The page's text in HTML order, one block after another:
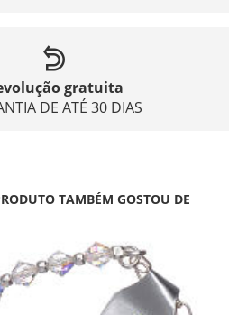
gratuita
DE ATÉ 30 DIAS
TAMBÉM GOSTOU DE